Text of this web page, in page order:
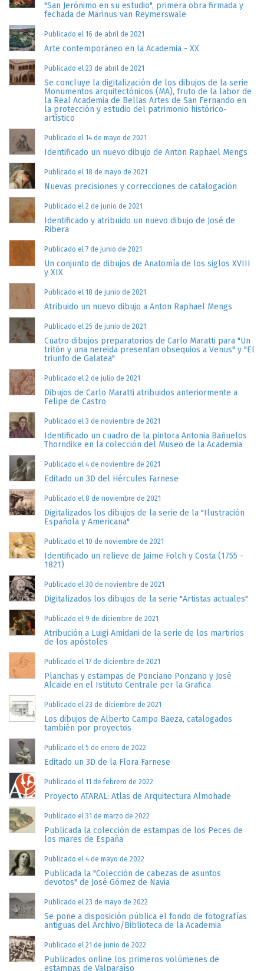
"San Jerónimo en su estudio", primera obra firmada y
fechada de Marinus van Reymerswale
Publicado el 16 de abril de 2021
Arte contemporáneo en la Academia - XX
Publicado el 23 de abril de 2021
Se concluye la digitalización de los dibujos de la serie
Monumentos arquitectónicos (MA), fruto de la labor de
la Real Academia de Bellas Artes de San Fernando en
la protección y estudio del patrimonio histórico-
artístico
Publicado el 14 de mayo de 2021
Identificado un nuevo dibujo de Anton Raphael Mengs
Publicado el 18 de mayo de 2021
Nuevas precisiones y correcciones de catalogación
Publicado el 2 de junio de 2021
Identificado y atribuido un nuevo dibujo de José de
Ribera
Publicado el 7 de junio de 2021
Un conjunto de dibujos de Anatomía de los siglos XVIII
y XIX
Publicado el 18 de junio de 2021
Atribuido un nuevo dibujo a Anton Raphael Mengs
Publicado el 25 de junio de 2021
Cuatro dibujos preparatorios de Carlo Maratti para "Un
tritón y una nereida presentan obsequios a Venus" y "El
triunfo de Galatea"
Publicado el 2 de julio de 2021
Dibujos de Carlo Maratti atribuidos anteriormente a
Felipe de Castro
Publicado el 3 de noviembre de 2021
Identificado un cuadro de la pintora Antonia Bañuelos
Thorndike en la colección del Museo de la Academia
Publicado el 4 de noviembre de 2021
Editado un 3D del Hércules Farnese
Publicado el 8 de noviembre de 2021
Digitalizados los dibujos de la serie de la "Ilustración
Española y Americana"
Publicado el 10 de noviembre de 2021
Identificado un relieve de Jaime Folch y Costa (1755 -
1821)
Publicado el 30 de noviembre de 2021
Digitalizados los dibujos de la serie "Artistas actuales"
Publicado el 9 de diciembre de 2021
Atribución a Luigi Amidani de la serie de los martirios
de los apóstoles
Publicado el 17 de diciembre de 2021
Planchas y estampas de Ponciano Ponzano y José
Alcaide en el Istituto Centrale per la Grafica
Publicado el 23 de diciembre de 2021
Los dibujos de Alberto Campo Baeza, catalogados
también por proyectos
Publicado el 5 de enero de 2022
Editado un 3D de la Flora Farnese
Publicado el 11 de febrero de 2022
Proyecto ATARAL: Atlas de Arquitectura Almohade
Publicado el 31 de marzo de 2022
Publicada la colección de estampas de los Peces de
los mares de España
Publicado el 4 de mayo de 2022
Publicada la "Colección de cabezas de asuntos
devotos" de José Gómez de Navia
Publicado el 23 de mayo de 2022
Se pone a disposición pública el fondo de fotografías
antiguas del Archivo/Biblioteca de la Academia
Publicado el 21 de junio de 2022
Publicados online los primeros volúmenes de
estampas de Valparaíso